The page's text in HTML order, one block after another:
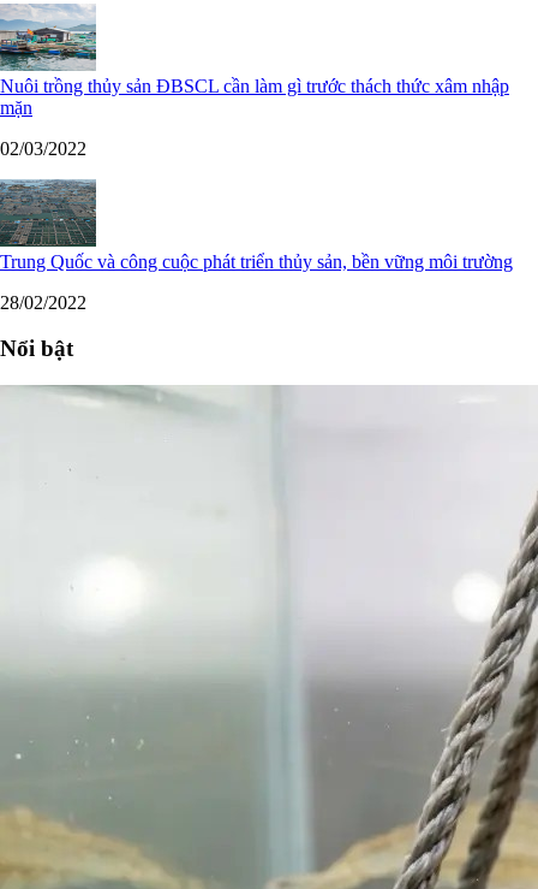
Nuôi trồng thủy sản ĐBSCL cần làm gì trước thách thức xâm nhập
mặn
02/03/2022
Trung Quốc và công cuộc phát triển thủy sản, bền vững môi trường
28/02/2022
Nổi bật